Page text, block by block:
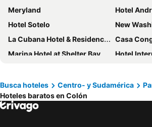
Meryland
Hotel
Hotel Sotelo
New
La Cubana Hotel & Residencial
Casa Congo -
Marina Hotel at Shelter Bay
Hotel
Ciel y Miel
Panama Dive Adventure
Hotel LC
Busca hoteles Centro- y Sudamérica
Hoteles baratos en Colón